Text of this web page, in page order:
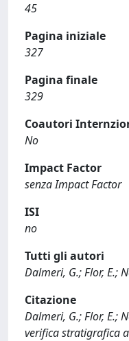
45
Pagina iniziale
327
Pagina finale
329
Coautori
No
Impact Factor
senza Impact Factor
ISI
no
Tutti gli autori
Dalmeri, G.; Flor, E.;
Citazione
Dalmeri, G.; Flor, E.;
verifica stratigrafica